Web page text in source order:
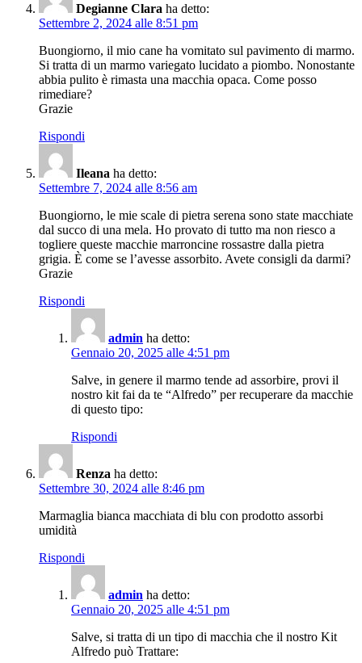
Degianne Clara ha detto:
Settembre 2, 2024 alle 8:51 pm
Buongiorno, il mio cane ha vomitato sul pavimento di marmo.
Si tratta di un marmo variegato lucidato a piombo. Nonostante
abbia pulito è rimasta una macchia opaca. Come posso
rimediare?
Grazie
Rispondi
Ileana ha detto:
Settembre 7, 2024 alle 8:56 am
Buongiorno, le mie scale di pietra serena sono state macchiate
dal succo di una mela. Ho provato di tutto ma non riesco a
togliere queste macchie marroncine rossastre dalla pietra
grigia. È come se l’avesse assorbito. Avete consigli da darmi?
Grazie
Rispondi
admin ha detto:
Gennaio 20, 2025 alle 4:51 pm
Salve, in genere il marmo tende ad assorbire, provi il
nostro kit fai da te “Alfredo” per recuperare da macchie
di questo tipo:
Rispondi
Renza ha detto:
Settembre 30, 2024 alle 8:46 pm
Marmaglia bianca macchiata di blu con prodotto assorbi
umidità
Rispondi
admin ha detto:
Gennaio 20, 2025 alle 4:51 pm
Salve, si tratta di un tipo di macchia che il nostro Kit
Alfredo può Trattare: